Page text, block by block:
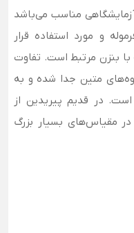
مناسب می‌باشد
و مورد استفاده قرار
بنزن مرتبط است. تفاوت
متین جدا شده و به
در قدیم پیریدین از
مقیاس‌های بسیار بزرگ